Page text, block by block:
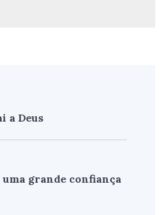
a Deus
uma grande confiança